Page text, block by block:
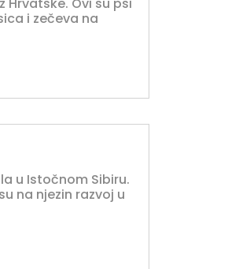
i zečeva na
u Istočnom Sibiru.
na njezin razvoj u